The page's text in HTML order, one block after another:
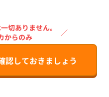
切ありません。
からのみ
／
認しておきましょう